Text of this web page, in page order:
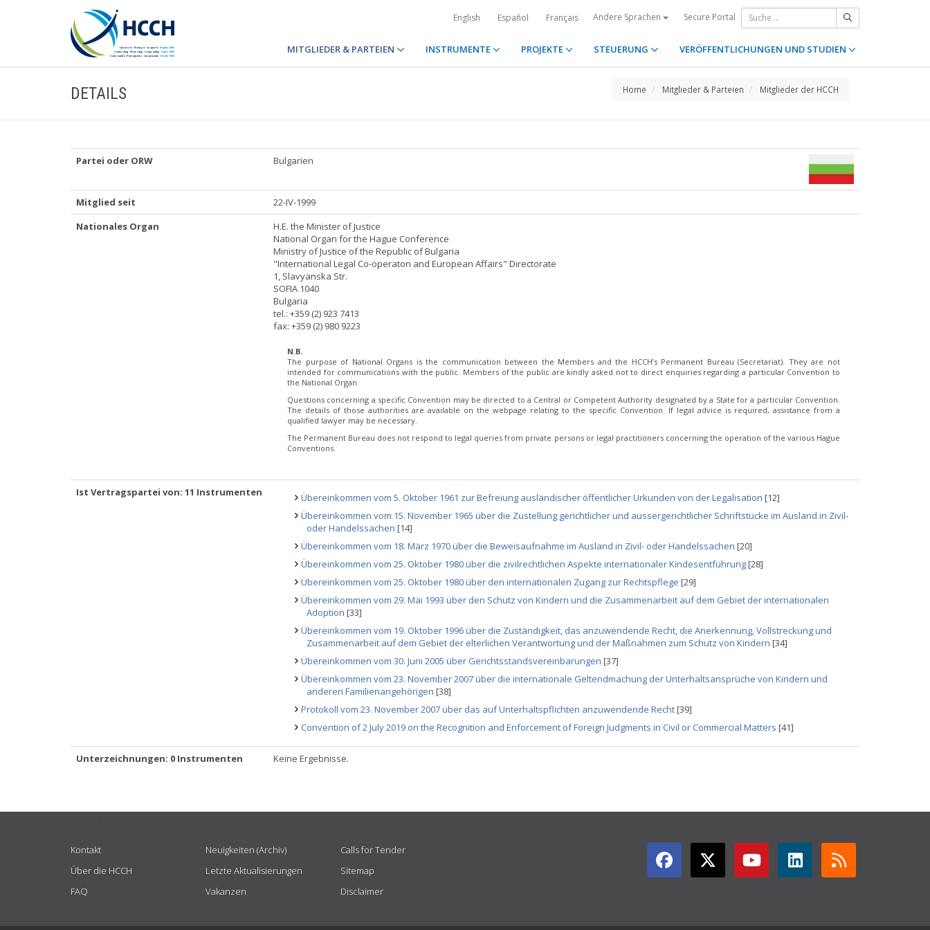
English Español Français Andere Sprachen Secure Portal
MITGLIEDER & PARTEIEN INSTRUMENTE PROJEKTE STEUERUNG VERÖFFENTLICHUNGEN UND STUDIEN
DETAILS Home Mitglieder & Parteien Mitglieder der HCCH
Partei oder ORW Bulgarien
Mitglied seit
22-IV-1999
Nationales Organ
H.E. the Minister of Justice
National Organ for the Hague Conference
Ministry of Justice of the Republic of Bulgaria
"International Legal Co-operaton and European Affairs" Directorate
1, Slavyanska Str.
SOFIA 1040
Bulgaria
tel.: +359 (2) 923 7413
fax: +359 (2) 980 9223
N.B.
The purpose of National Organs is the communication between the Members and the HCCH’s Permanent Bureau (Secretariat). They are not
intended for communications with the public. Members of the public are kindly asked not to direct enquiries regarding a particular Convention to
the National Organ.
Questions concerning a specific Convention may be directed to a Central or Competent Authority designated by a State for a particular Convention.
The details of those authorities are available on the webpage relating to the specific Convention. If legal advice is required, assistance from a
qualified lawyer may be necessary.
The Permanent Bureau does not respond to legal queries from private persons or legal practitioners concerning the operation of the various Hague
Conventions.
Ist Vertragspartei von: 11 Instrumenten Übereinkommen vom 5. Oktober 1961 zur Befreiung ausländischer öffentlicher Urkunden von der Legalisation [12]
Übereinkommen vom 15. November 1965 über die Zustellung gerichtlicher und aussergerichtlicher Schriftstücke im Ausland in Zivil-
oder Handelssachen [14]
Übereinkommen vom 18. März 1970 über die Beweisaufnahme im Ausland in Zivil- oder Handelssachen [20]
Übereinkommen vom 25. Oktober 1980 über die zivilrechtlichen Aspekte internationaler Kindesentführung[28]
Übereinkommen vom 25. Oktober 1980 über den internationalen Zugang zur Rechtspflege [29]
Übereinkommen vom 29. Mai 1993 über den Schutz von Kindern und die Zusammenarbeit auf dem Gebiet der internationalen
Adoption [33]
Übereinkommen vom 19. Oktober 1996 über die Zuständigkeit, das anzuwendende Recht, die Anerkennung, Vollstreckung und
Zusammenarbeit auf dem Gebiet der elterlichen Verantwortung und der Maßnahmen zum Schutz von Kindern [34]
Übereinkommen vom 30. Juni 2005 über Gerichtsstandsvereinbarungen [37]
Übereinkommen vom 23. November 2007 über die internationale Geltendmachung der Unterhaltsansprüche von Kindern und
anderen Familienangehörigen [38]
Protokoll vom 23. November 2007 über das auf Unterhaltspflichten anzuwendende Recht[39]
Convention of 2 July 2019 on the Recognition and Enforcement of Foreign Judgments in Civil or Commercial Matters [41]
Unterzeichnungen: 0 Instrumenten Keine Ergebnisse.
Kontakt
Über die HCCH
FAQ
Neuigkeiten (Archiv)
Letzte Aktualisierungen
Vakanzen
Calls for Tender
Sitemap
Disclaimer